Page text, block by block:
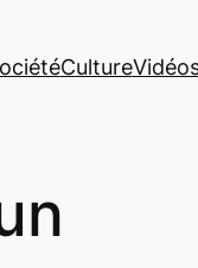
Culture